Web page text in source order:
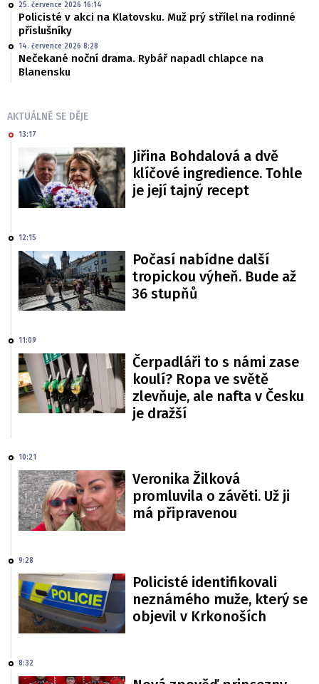
25. července 2026 16:14
Policisté v akci na Klatovsku. Muž prý střílel na rodinné
příslušníky
14. července 2026 8:28
Nečekané noční drama. Rybář napadl chlapce na
Blanensku
AKTUÁLNĚ SE DĚJE
13:17
Jiřina Bohdalová a dvě
klíčové ingredience. Tohle
je její tajný recept
12:15
Počasí nabídne další
tropickou výheň. Bude až
36 stupňů
11:09
Čerpadláři to s námi zase
koulí? Ropa ve světě
zlevňuje, ale nafta v Česku
je dražší
10:21
Veronika Žilková
promluvila o závěti. Už ji
má připravenou
9:28
Policisté identifikovali
neznámého muže, který se
objevil v Krkonoších
8:32